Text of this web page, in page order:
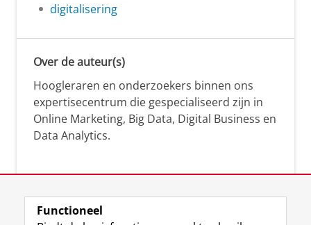
digitalisering
Over de auteur(s)
Hoogleraren en onderzoekers binnen ons
expertisecentrum die gespecialiseerd zijn in
Online Marketing, Big Data, Digital Business en
Data Analytics.
Over deze blog
Functioneel